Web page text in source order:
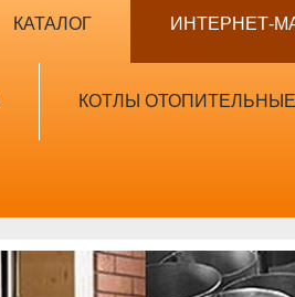
КАТАЛОГ ИНТЕРНЕТ-
КОТЛЫ ОТОПИТЕЛЬНЫЕ